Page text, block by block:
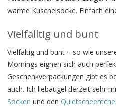
warme Kuschelsocke. Einfach
Vielfälltig und bunt
Vielfältig und bunt – so wie
Mornings eignen sich auch
Geschenkverpackungen gibt es
auch. Ich liebäugel derzeit sehr
Socken und den